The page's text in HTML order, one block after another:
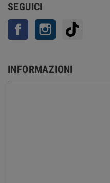
SEGUICI
Facebook Instagram
INFORMAZIONI